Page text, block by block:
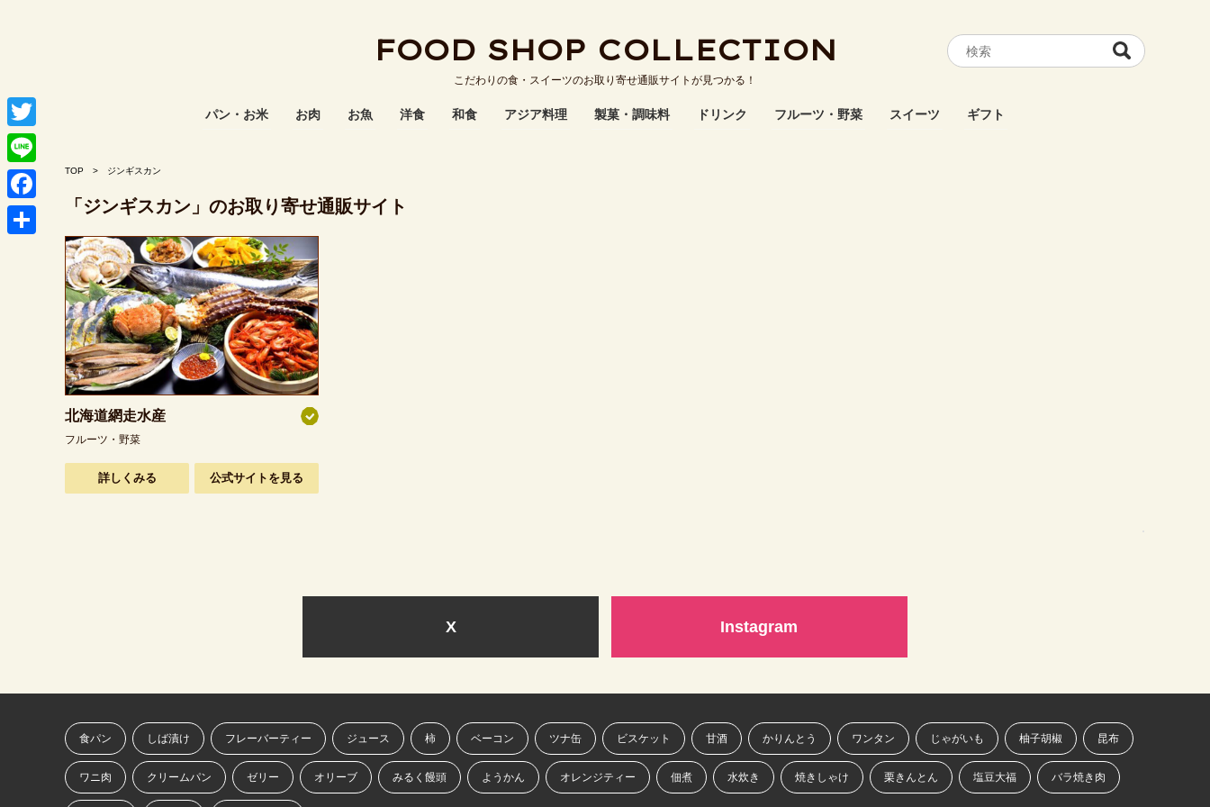
FOOD SHOP COLLECTION
こだわりの食・スイーツのお取り寄せ通販サイトが見つかる！
パン・お米 お肉 お魚 洋食 和食 アジア料理 製菓・調味料 ドリンク フルーツ・野菜 スイーツ ギフト
TOP ジンギスカン
「ジンギスカン」のお取り寄せ通販サイト
北海道網走水産
フルーツ・野菜
詳しくみる 公式サイトを見る
X Instagram
食パン しば漬け フレーバーティー ジュース 柿 ベーコン ツナ缶 ビスケット 甘酒 かりんとう ワンタン じゃがいも 柚子胡椒 昆布
ワニ肉 クリームパン ゼリー オリーブ みるく饅頭 ようかん オレンジティー 佃煮 水炊き 焼きしゃけ 栗きんとん 塩豆大福 バラ焼き肉
T
w
i
L
i
n
F